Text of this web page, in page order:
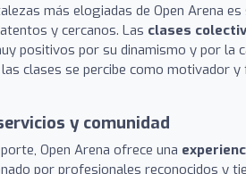
más elogiadas de Open Arena es
y cercanos. Las clases
positivos por su dinamismo y por la
las clases se percibe como motivador
y comunidad
Open Arena ofrece una
por profesionales reconocidos y